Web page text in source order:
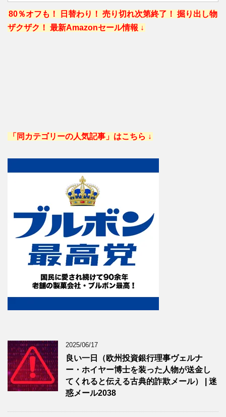
80％オフも！ 日替わり！ 売り切れ次第終了！ 掘り出し物
ザクザク！ 最新Amazonセール情報 ↓
「同カテゴリーの人気記事」はこちら ↓
2025/06/17
良い一日（欧州投資銀行理事ヴェルナ
ー・ホイヤー博士を装った人物が送金し
てくれると伝える古典的詐欺メール） | 迷
惑メール2038